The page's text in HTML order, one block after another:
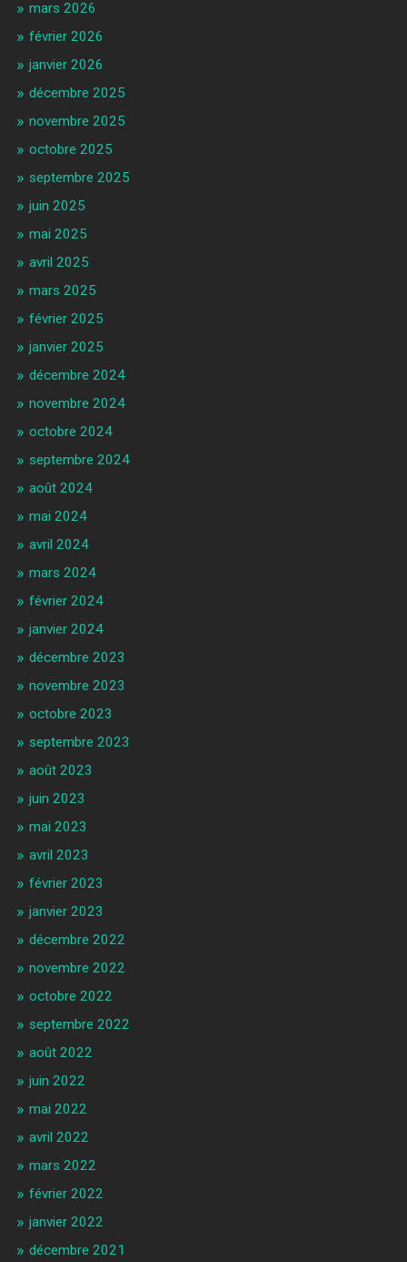
mars 2026
février 2026
janvier 2026
décembre 2025
novembre 2025
octobre 2025
septembre 2025
juin 2025
mai 2025
avril 2025
mars 2025
février 2025
janvier 2025
décembre 2024
novembre 2024
octobre 2024
septembre 2024
août 2024
mai 2024
avril 2024
mars 2024
février 2024
janvier 2024
décembre 2023
novembre 2023
octobre 2023
septembre 2023
août 2023
juin 2023
mai 2023
avril 2023
février 2023
janvier 2023
décembre 2022
novembre 2022
octobre 2022
septembre 2022
août 2022
juin 2022
mai 2022
avril 2022
mars 2022
février 2022
janvier 2022
décembre 2021